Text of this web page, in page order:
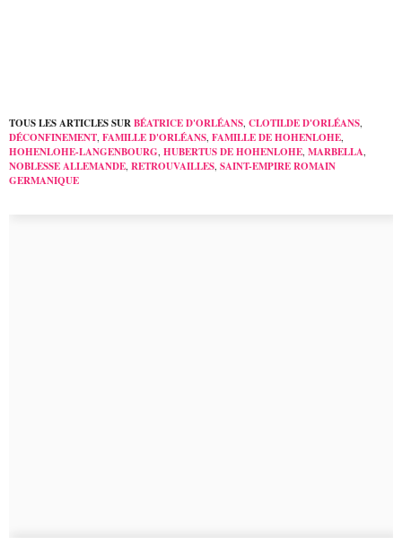
TOUS LES ARTICLES SURBÉATRICE D'ORLÉANS, CLOTILDE D'ORLÉANS,
DÉCONFINEMENT, FAMILLE D'ORLÉANS, FAMILLE DE HOHENLOHE,
HOHENLOHE-LANGENBOURG, HUBERTUS DE HOHENLOHE, MARBELLA,
NOBLESSE ALLEMANDE, RETROUVAILLES, SAINT-EMPIRE ROMAIN
GERMANIQUE